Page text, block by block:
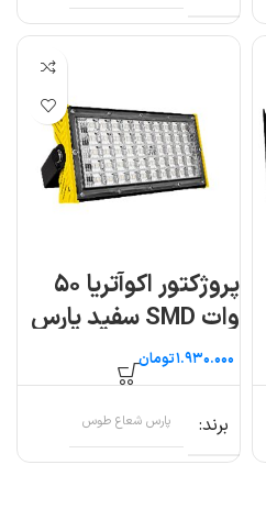
پروژکتور اکوآتریا ۵۰
وات SMD سفید پارس
شعاع توس
تومان
برند پارس شعاع طوس